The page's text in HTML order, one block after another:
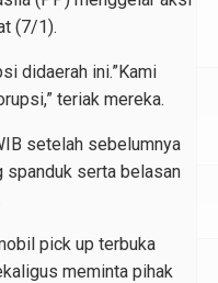
(7/1).
didaerah ini.”Kami
teriak mereka.
setelah sebelumnya
spanduk serta belasan
pick up terbuka
meminta pihak